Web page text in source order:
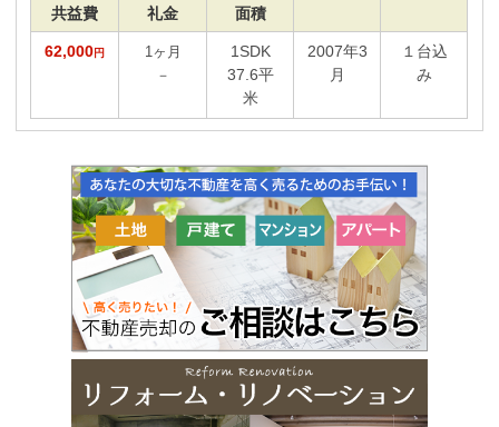
共益費
礼金
面積
62,000円
1ヶ月
－
1SDK
37.6平
米
2007年3
月
１台込
み